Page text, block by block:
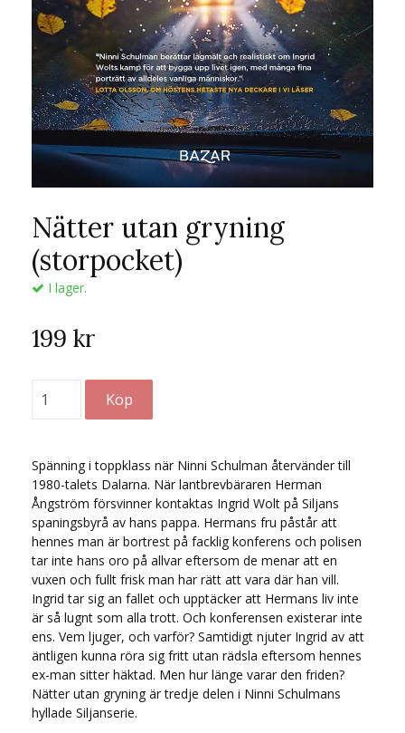
Nätter utan gryning
(storpocket)
I lager.
199 kr
Spänning i toppklass när Ninni Schulman återvänder till
1980-talets Dalarna. När lantbrevbäraren Herman
Ångström försvinner kontaktas Ingrid Wolt på Siljans
spaningsbyrå av hans pappa. Hermans fru påstår att
hennes man är bortrest på facklig konferens och polisen
tar inte hans oro på allvar eftersom de menar att en
vuxen och fullt frisk man har rätt att vara där han vill.
Ingrid tar sig an fallet och upptäcker att Hermans liv inte
är så lugnt som alla trott. Och konferensen existerar inte
ens. Vem ljuger, och varför? Samtidigt njuter Ingrid av att
äntligen kunna röra sig fritt utan rädsla eftersom hennes
ex-man sitter häktad. Men hur länge varar den friden?
Nätter utan gryning är tredje delen i Ninni Schulmans
hyllade Siljanserie.